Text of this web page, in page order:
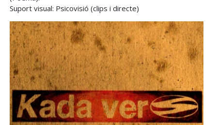
Suport visual: Psicovisió (clips i directe)